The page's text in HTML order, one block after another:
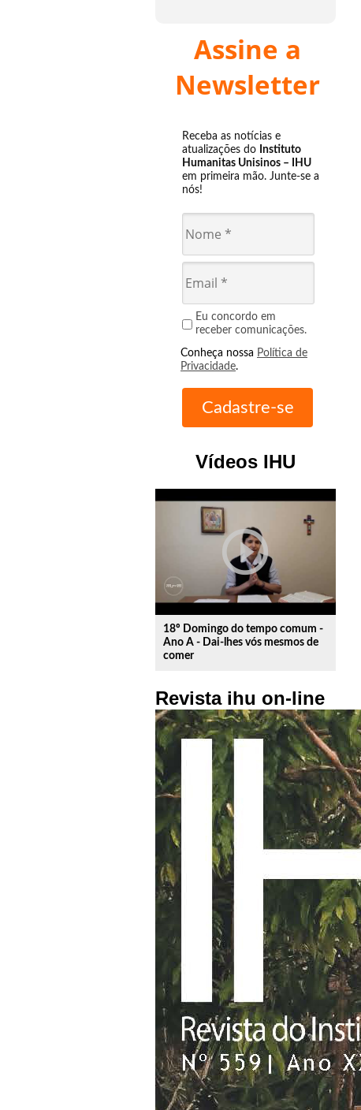
Assine a
Newsletter
Receba as notícias e
atualizações do Instituto
Humanitas Unisinos – IHU
em primeira mão. Junte-se a
nós!
Eu concordo em
receber comunicações.
Conheça nossa Política de
Privacidade.
Vídeos IHU
play_circle_outline
18º Domingo do tempo comum -
Ano A - Dai-lhes vós mesmos de
comer
Revista ihu on-line